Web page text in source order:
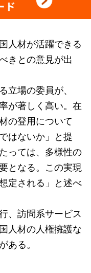
人材が活躍できる
きとの意見が出
立場の委員が、
が著しく高い。在
の登用について
はないか」と提
っては、多様性の
となる。この実現
定される」と述べ
、訪問系サービス
人材の人権擁護な
ある。